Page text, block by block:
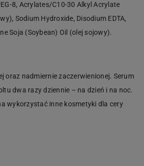
8, Acrylates/C10-30 Alkyl Acrylate
Sodium Hydroxide, Disodium EDTA,
Soja (Soybean) Oil (olej sojowy).
oraz nadmiernie zaczerwienionej. Serum
dwa razy dziennie – na dzień i na noc.
wykorzystać inne kosmetyki dla cery